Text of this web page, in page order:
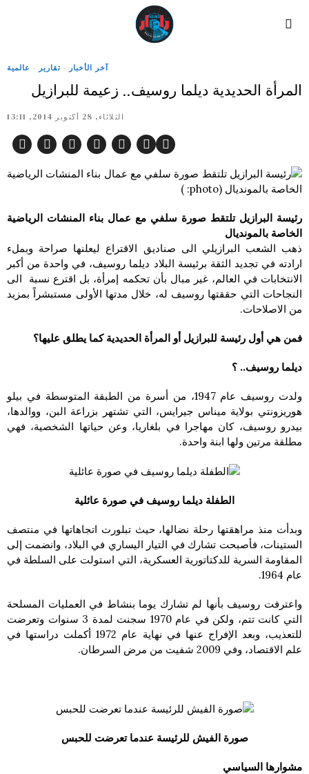
آخر الأخبار · تقارير · عالمية
المرأة الحديدية ديلما روسيف.. زعيمة للبرازيل
الثلاثاء, 28 أكتوبر 2014, 13:11
رئيسة البرازيل تلتقط صورة سلفي مع عمال بناء المنشات الرياضية
الخاصة بالمونديال
ذهب الشعب البرازيلي الى صناديق الاقتراع ليعلنها صراحة وبملء
ارادته في تجديد الثقة برئيسة البلاد ديلما روسيف، في واحدة من أكبر
الانتخابات في العالم، غير مبال بأن تحكمه إمرأة، بل اقترع نسبة الى
النجاحات التي حققتها روسيف له، خلال مدتها الأولى مستبشراً بمزيد
من الاصلاحات.
فمن هي أول رئيسة للبرازيل أو المرأة الحديدية كما يطلق عليها؟
ديلما روسيف.. ؟
ولدت روسيف عام 1947، من أسرة من الطبقة المتوسطة في بيلو
هوريزونتي بولاية ميناس جيرايس، التي تشتهر بزراعة البن، ووالدها،
بيدرو روسيف، كان مهاجرا في بلغاريا، وعن حياتها الشخصية، فهي
مطلقة مرتين ولها ابنة واحدة.
الطفلة ديلما روسيف في صورة عائلية
وبدأت منذ مراهقتها رحلة نضالها، حيث تبلورت اتجاهاتها في منتصف
الستينات، فأصبحت تشارك في التيار اليساري في البلاد، وانضمت إلى
المقاومة السرية للدكتاتورية العسكرية، التي استولت على السلطة في
عام 1964.
واعترفت روسيف بأنها لم تشارك يوما بنشاط في العمليات المسلحة
التي كانت تتم، ولكن في عام 1970 سجنت لمدة 3 سنوات وتعرضت
للتعذيب، وبعد الإفراج عنها في نهاية عام 1972 أكملت دراستها في
علم الاقتصاد، وفي 2009 شفيت من مرض السرطان.
صورة الفيش للرئيسة عندما تعرضت للحبس
مشوارها السياسي